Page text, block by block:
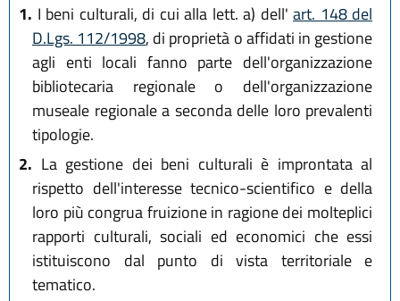
1. I beni culturali, di cui alla lett. a) dell' art. 148 del
D.Lgs. 112/1998, di proprietà o affidati in gestione
agli enti locali fanno parte dell'organizzazione
bibliotecaria regionale o dell'organizzazione
museale regionale a seconda delle loro prevalenti
tipologie.
2. La gestione dei beni culturali è improntata al
rispetto dell'interesse tecnico-scientifico e della
loro più congrua fruizione in ragione dei molteplici
rapporti culturali, sociali ed economici che essi
istituiscono dal punto di vista territoriale e
tematico.